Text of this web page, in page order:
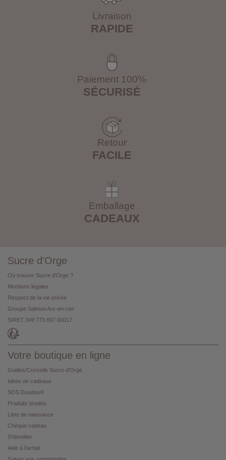
Livraison
RAPIDE
Paiement 100%
SÉCURISÉ
Retour
FACILE
Emballage
CADEAUX
Sucre d'Orge
Où trouver Sucre d'Orge ?
Mentions légales
Respect de la vie privée
Groupe Salmon Arc-en-ciel
SIRET 349 773 697 00017
Votre boutique en ligne
Guides/Conseils Sucre d'Orge
Idées de cadeaux
SOS Doudou®
Produits brodés
Liste de naissance
Chèque cadeau
S'identifier
Aide à l'achat